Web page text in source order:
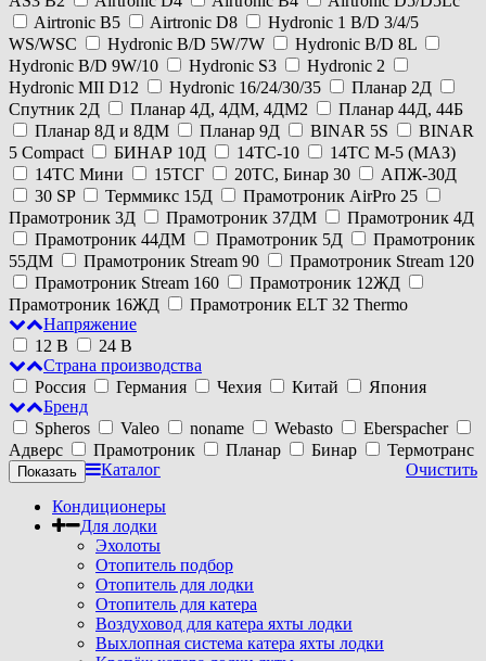
Airtronic B5
Airtronic D8
Hydronic 1 B/D 3/4/5
WS/WSC
Hydronic B/D 5W/7W
Hydronic B/D 8L
Hydronic B/D 9W/10
Hydronic S3
Hydronic 2
Hydronic MII D12
Hydronic 16/24/30/35
Планар 2Д
Спутник 2Д
Планар 4Д, 4ДМ, 4ДМ2
Планар 44Д, 44Б
Планар 8Д и 8ДМ
Планар 9Д BINAR 5S
BINAR
5 Compact
БИНАР 10Д 14ТС-10
14ТС М-5 (МАЗ)
14ТС Мини
15ТСГ 20ТС, Бинар 30
АПЖ-30Д
30 SP
Терммикс 15Д
Прамотроник AirPro 25
Прамотроник 3Д
Прамотроник 37ДМ
Прамотроник 4Д
Прамотроник 44ДМ
Прамотроник 5Д
Прамотроник
55ДМ
Прамотроник Stream 90
Прамотроник Stream 120
Прамотроник Stream 160
Прамотроник 12ЖД
Прамотроник 16ЖД
Прамотроник ELT 32 Thermo
Напряжение
12 В
24 В
Страна производства
Россия
Германия Чехия Китай
Япония
Бренд
Spheros
Valeo noname Webasto
Eberspacher
Адверс
Прамотроник Планар Бинар
Термотранс
Очистить
Каталог
Кондиционеры
Для лодки
Эхолоты
Отопитель подбор
Отопитель для лодки
Отопитель для катера
Воздуховод для катера яхты лодки
Выхлопная система катера яхты лодки